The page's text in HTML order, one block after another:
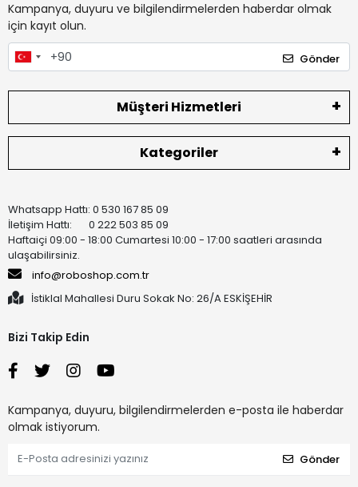
Kampanya, duyuru ve bilgilendirmelerden haberdar olmak
için kayıt olun.
Gönder
Müşteri Hizmetleri
Kategoriler
Whatsapp Hattı: 0 530 167 85 09
İletişim Hattı: 0 222 503 85 09
Haftaiçi 09:00 - 18:00 Cumartesi 10:00 - 17:00 saatleri arasında
ulaşabilirsiniz.
info@roboshop.com.tr
İstiklal Mahallesi Duru Sokak No: 26/A ESKİŞEHİR
Bizi Takip Edin
Kampanya, duyuru, bilgilendirmelerden e-posta ile haberdar
olmak istiyorum.
Gönder